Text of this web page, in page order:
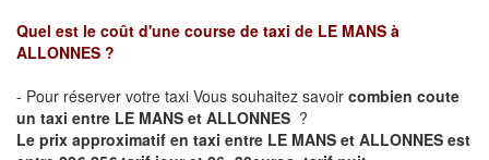
Quel est le coût d'une course de taxi de LE MANS à
ALLONNES ?
- Pour réserver votre taxi Vous souhaitez savoir combien coute
un taxi entre LE MANS et ALLONNES ?
Le prix approximatif en taxi entre LE MANS et ALLONNES est